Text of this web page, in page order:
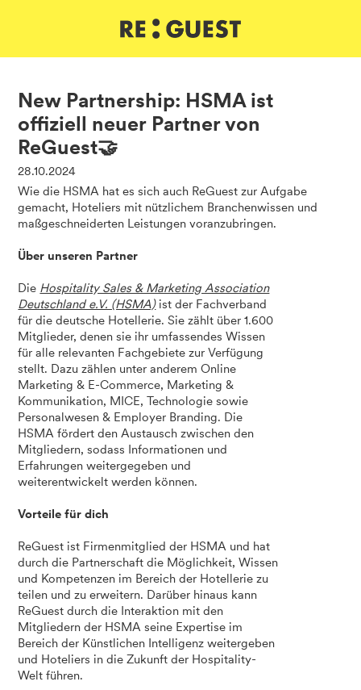
New Partnership: HSMA ist
offiziell neuer Partner von
ReGuest🤝
28.10.2024
Wie die HSMA hat es sich auch ReGuest zur Aufgabe
gemacht, Hoteliers mit nützlichem Branchenwissen und
maßgeschneiderten Leistungen voranzubringen.
Über unseren Partner
Die Hospitality Sales & Marketing Association
Deutschland e.V. (HSMA)ist der Fachverband
für die deutsche Hotellerie. Sie zählt über 1.600
Mitglieder, denen sie ihr umfassendes Wissen
für alle relevanten Fachgebiete zur Verfügung
stellt. Dazu zählen unter anderem Online
Marketing & E-Commerce, Marketing &
Kommunikation, MICE, Technologie sowie
Personalwesen & Employer Branding. Die
HSMA fördert den Austausch zwischen den
Mitgliedern, sodass Informationen und
Erfahrungen weitergegeben und
weiterentwickelt werden können.
Vorteile für dich
ReGuest ist Firmenmitglied der HSMA und hat
durch die Partnerschaft die Möglichkeit, Wissen
und Kompetenzen im Bereich der Hotellerie zu
teilen und zu erweitern. Darüber hinaus kann
ReGuest durch die Interaktion mit den
Mitgliedern der HSMA seine Expertise im
Bereich der Künstlichen Intelligenz weitergeben
und Hoteliers in die Zukunft der Hospitality-
Welt führen.